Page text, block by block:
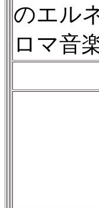
のエル
ロマ音